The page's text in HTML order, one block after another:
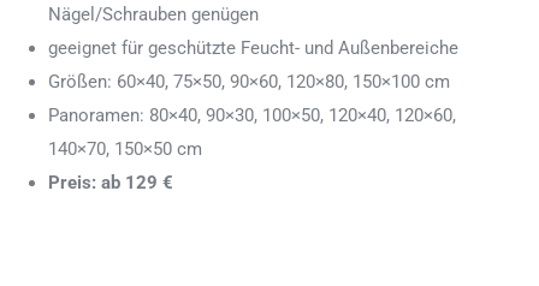
Nägel/Schrauben genügen
geeignet für geschützte Feucht- und Außenbereiche
Größen: 60×40, 75×50, 90×60, 120×80, 150×100 cm
Panoramen: 80×40, 90×30, 100×50, 120×40, 120×60,
140×70, 150×50 cm
Preis: ab 129 €